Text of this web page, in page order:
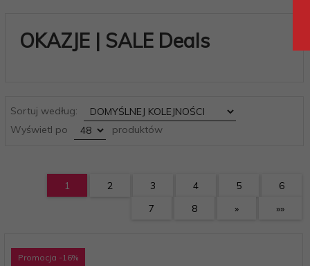
OKAZJE | SALE Deals
Sortuj według:
sort
Wyświetl po
pop produktów
1 2 3 4 5
6
7
8 » »»
Promocja -16%